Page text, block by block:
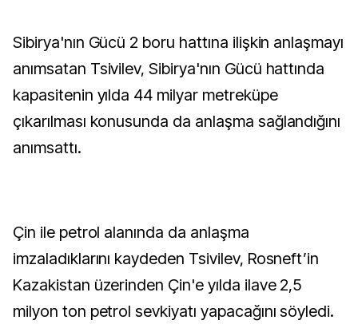
Sibirya'nın Gücü 2 boru hattına ilişkin anlaşmayı
anımsatan Tsivilev, Sibirya'nın Gücü hattında
kapasitenin yılda 44 milyar metreküpe
çıkarılması konusunda da anlaşma sağlandığını
anımsattı.
Çin ile petrol alanında da anlaşma
imzaladıklarını kaydeden Tsivilev, Rosneft’in
Kazakistan üzerinden Çin'e yılda ilave 2,5
milyon ton petrol sevkiyatı yapacağını söyledi.